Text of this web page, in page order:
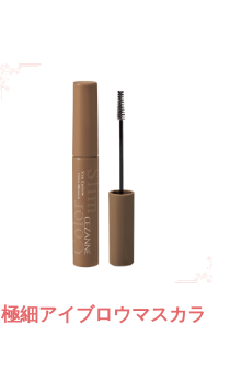
極細アイブロウマスカラ